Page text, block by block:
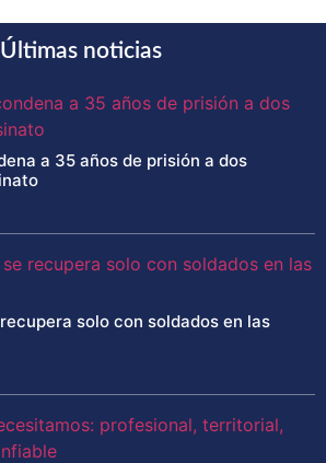
Últimas noticias
a 35 años de prisión a dos
solo con soldados en las